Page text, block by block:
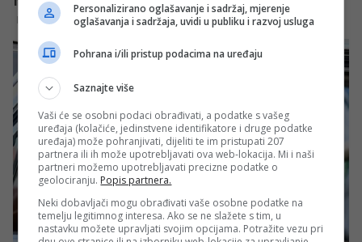
Personalizirano oglašavanje i sadržaj, mjerenje
oglašavanja i sadržaja, uvidi u publiku i razvoj usluga
Pohrana i/ili pristup podacima na uređaju
Saznajte više
Vaši će se osobni podaci obrađivati, a podatke s vašeg
uređaja (kolačiće, jedinstvene identifikatore i druge podatke
uređaja) može pohranjivati, dijeliti te im pristupati 207
partnera ili ih može upotrebljavati ova web-lokacija. Mi i naši
partneri možemo upotrebljavati precizne podatke o
geolociranju. Popis partnera.
Neki dobavljači mogu obrađivati vaše osobne podatke na
temelju legitimnog interesa. Ako se ne slažete s tim, u
nastavku možete upravljati svojim opcijama. Potražite vezu pri